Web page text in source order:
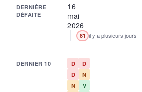
DERNIÈRE
DÉFAITE
16
mai
2026
81 il y a plusieurs jours
DERNIER 10 D
D
D
N
N
V